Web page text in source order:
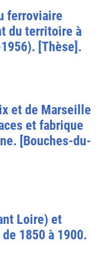
ferroviaire
du territoire à
[Thèse].
et de Marseille
et fabrique
[Bouches-du-
Loire) et
1850 à 1900.